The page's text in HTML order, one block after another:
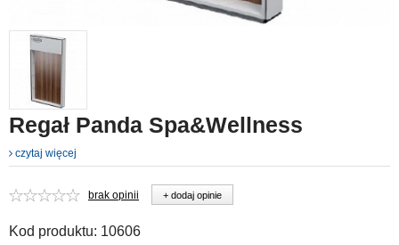
Regał Panda Spa&Wellness
czytaj więcej
brak opinii + dodaj opinie
Kod produktu: 10606